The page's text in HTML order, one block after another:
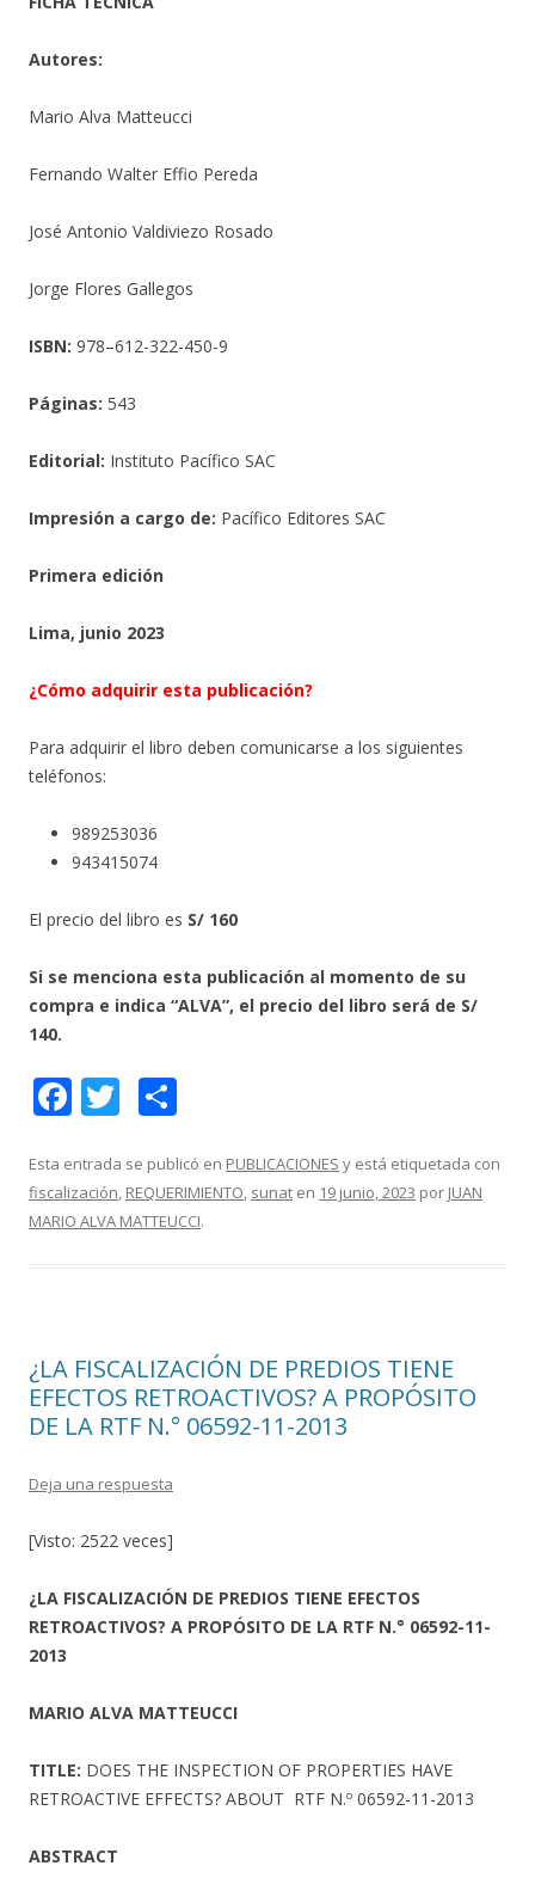
Autores:
Mario Alva Matteucci
Fernando Walter Effio Pereda
José Antonio Valdiviezo Rosado
Jorge Flores Gallegos
ISBN: 978–612-322-450-9
Páginas: 543
Editorial: Instituto Pacífico SAC
Impresión a cargo de: Pacífico Editores SAC
Primera edición
Lima, junio 2023
¿Cómo adquirir esta publicación?
Para adquirir el libro deben comunicarse a los siguientes
teléfonos:
989253036
943415074
El precio del libro es S/ 160
Si se menciona esta publicación al momento de su
compra e indica “ALVA”, el precio del libro será de S/
140.
F
ac
e
b
T
w
itt
er
m
p
Esta entrada se publicó en PUBLICACIONES y está etiquetada con
fiscalización REQUERIMIENTO sunat en 19 junio, 2023 por JUAN
MARIO ALVA MATTEUCCI.
¿LA FISCALIZACIÓN DE PREDIOS TIENE
EFECTOS RETROACTIVOS? A PROPÓSITO
DE LA RTF N.° 06592-11-2013
Deja una respuesta
[Visto: 2522 veces]
¿LA FISCALIZACIÓN DE PREDIOS TIENE EFECTOS
RETROACTIVOS? A PROPÓSITO DE LA RTF N.° 06592-11-
2013
MARIO ALVA MATTEUCCI
TITLE: DOES THE INSPECTION OF PROPERTIES HAVE
RETROACTIVE EFFECTS? ABOUT RTF N.º 06592-11-2013
ABSTRACT